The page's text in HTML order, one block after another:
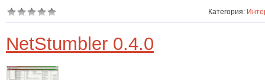
Категория:
NetStumbler 0.4.0